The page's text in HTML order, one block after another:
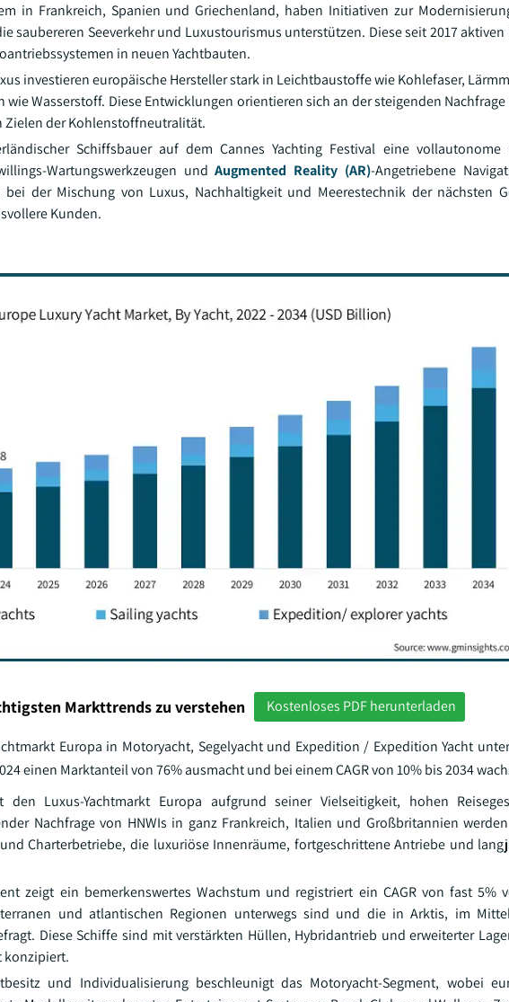
in Frankreich, Spanien und Griechenland, haben Initiativen zur
saubereren Seeverkehr und Luxustourismus unterstützen. Diese seit 2017
in neuen Yachtbauten.
investieren europäische Hersteller stark in Leichtbaustoffe wie Kohlefaser,
Wasserstoff. Diese Entwicklungen orientieren sich an der steigenden
Zielen der Kohlenstoffneutralität.
Schiffsbauer auf dem Cannes Yachting Festival eine vollautonome
Wartungswerkzeugen undAugmented Reality (AR)-Angetriebene
der Mischung von Luxus, Nachhaltigkeit und Meerestechnik der nächsten
Kunden.
Markttrends zu verstehen Kostenloses PDF herunterladen
Europa in Motoryacht, Segelyacht und Expedition / Expedition Yacht
einen Marktanteil von 76% ausmacht und bei einem CAGR von 10% bis 2034
den Luxus-Yachtmarkt Europa aufgrund seiner Vielseitigkeit, hohen
Nachfrage von HNWIs in ganz Frankreich, Italien und Großbritannien
Charterbetriebe, die luxuriöse Innenräume, fortgeschrittene Antriebe und
zeigt ein bemerkenswertes Wachstum und registriert ein CAGR von fast 5%
und atlantischen Regionen unterwegs sind und die in Arktis, im
Diese Schiffe sind mit verstärkten Hüllen, Hybridantrieb und erweiterter
konzipiert.
und Individualisierung beschleunigt das Motoryacht-Segment, wobei